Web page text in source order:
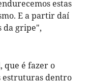
estas
E a partir daí
da gripe",
é fazer o
estruturas dentro